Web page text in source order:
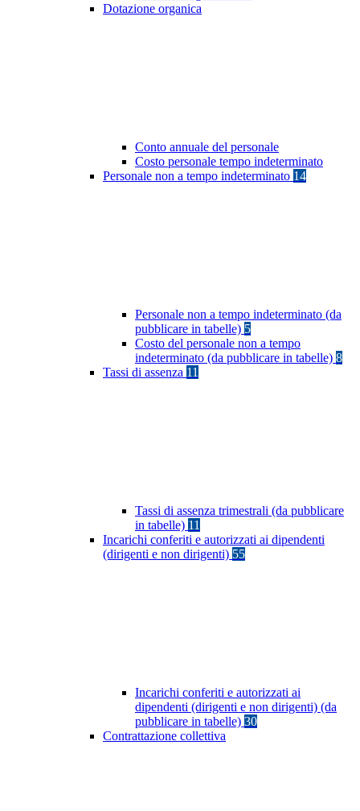
Dotazione organica
Conto annuale del personale
Costo personale tempo indeterminato
Personale non a tempo indeterminato 14
Personale non a tempo indeterminato (da
pubblicare in tabelle) 5
Costo del personale non a tempo
indeterminato (da pubblicare in tabelle) 8
Tassi di assenza 11
Tassi di assenza trimestrali (da pubblicare
in tabelle) 11
Incarichi conferiti e autorizzati ai dipendenti
(dirigenti e non dirigenti) 55
Incarichi conferiti e autorizzati ai
dipendenti (dirigenti e non dirigenti) (da
pubblicare in tabelle) 30
Contrattazione collettiva